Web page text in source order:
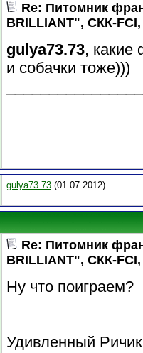
Re: Питомник
BRILLIANT", СКК-FCI,
gulya73.73, какие
и собачки тоже)))
gulya73.73 (01.07.2012)
Re: Питомник
BRILLIANT", СКК-FCI,
Ну что поиграем?
Удивленный Ричик